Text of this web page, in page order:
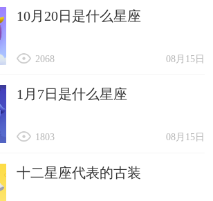
10月20日是什么星座
08月15日
2068
1月7日是什么星座
08月15日
1803
十二星座代表的古装